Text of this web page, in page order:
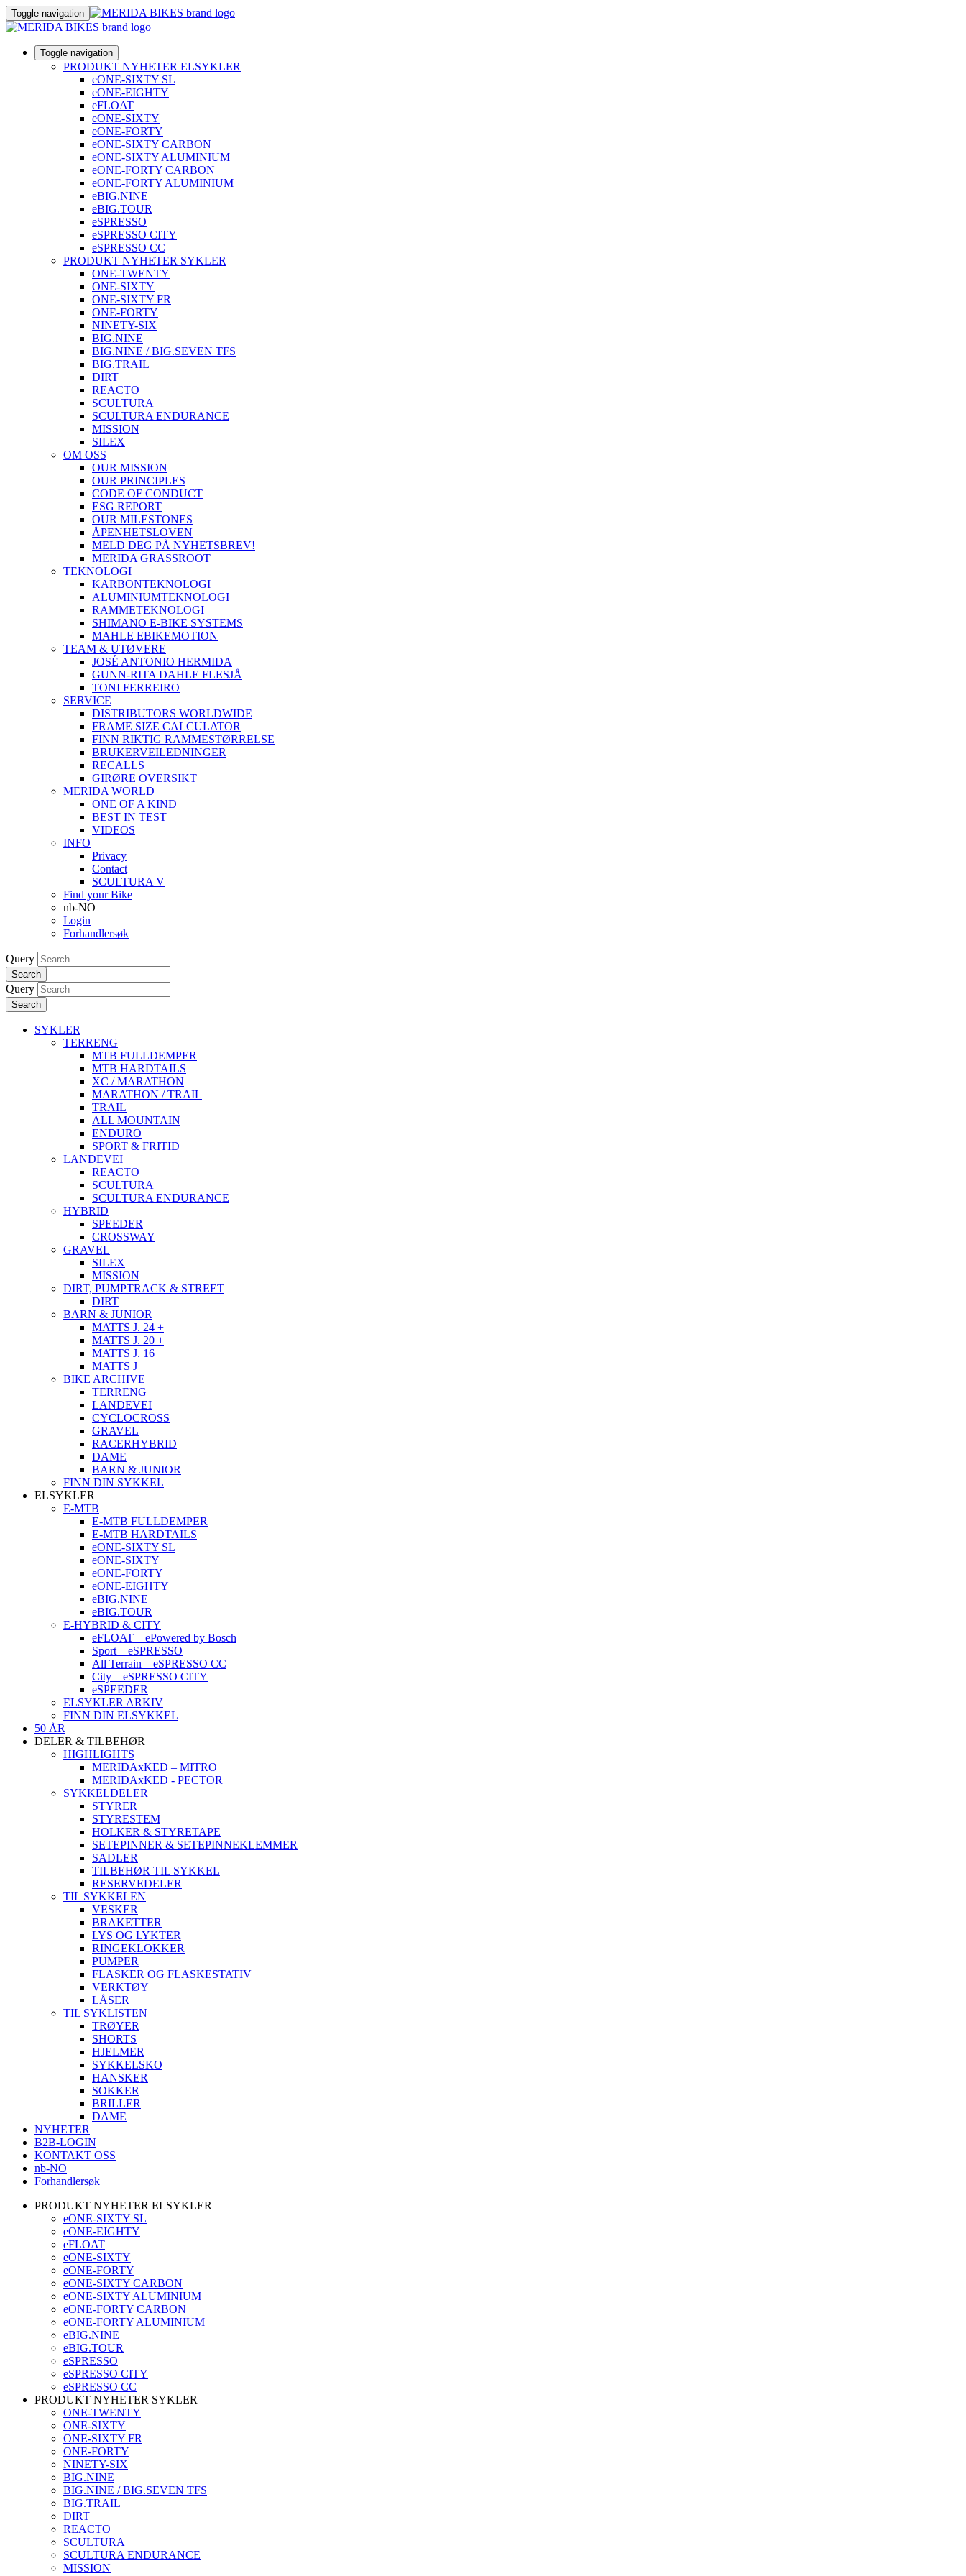
Toggle navigation
Toggle navigation
PRODUKT NYHETER ELSYKLER
eONE-SIXTY SL
eONE-EIGHTY
eFLOAT
eONE-SIXTY
eONE-FORTY
eONE-SIXTY CARBON
eONE-SIXTY ALUMINIUM
eONE-FORTY CARBON
eONE-FORTY ALUMINIUM
eBIG.NINE
eBIG.TOUR
eSPRESSO
eSPRESSO CITY
eSPRESSO CC
PRODUKT NYHETER SYKLER
ONE-TWENTY
ONE-SIXTY
ONE-SIXTY FR
ONE-FORTY
NINETY-SIX
BIG.NINE
BIG.NINE / BIG.SEVEN TFS
BIG.TRAIL
DIRT
REACTO
SCULTURA
SCULTURA ENDURANCE
MISSION
SILEX
OM OSS
OUR MISSION
OUR PRINCIPLES
CODE OF CONDUCT
ESG REPORT
OUR MILESTONES
ÅPENHETSLOVEN
MELD DEG PÅ NYHETSBREV!
MERIDA GRASSROOT
TEKNOLOGI
KARBONTEKNOLOGI
ALUMINIUMTEKNOLOGI
RAMMETEKNOLOGI
SHIMANO E-BIKE SYSTEMS
MAHLE EBIKEMOTION
TEAM & UTØVERE
JOSÉ ANTONIO HERMIDA
GUNN-RITA DAHLE FLESJÅ
TONI FERREIRO
SERVICE
DISTRIBUTORS WORLDWIDE
FRAME SIZE CALCULATOR
FINN RIKTIG RAMMESTØRRELSE
BRUKERVEILEDNINGER
RECALLS
GIRØRE OVERSIKT
MERIDA WORLD
ONE OF A KIND
BEST IN TEST
VIDEOS
INFO
Privacy
Contact
SCULTURA V
Find your Bike
nb-NO
Login
Forhandlersøk
Query
Search
Query
Search
SYKLER
TERRENG
MTB FULLDEMPER
MTB HARDTAILS
XC / MARATHON
MARATHON / TRAIL
TRAIL
ALL MOUNTAIN
ENDURO
SPORT & FRITID
LANDEVEI
REACTO
SCULTURA
SCULTURA ENDURANCE
HYBRID
SPEEDER
CROSSWAY
GRAVEL
SILEX
MISSION
DIRT, PUMPTRACK & STREET
DIRT
BARN & JUNIOR
MATTS J. 24 +
MATTS J. 20 +
MATTS J. 16
MATTS J
BIKE ARCHIVE
TERRENG
LANDEVEI
CYCLOCROSS
GRAVEL
RACERHYBRID
DAME
BARN & JUNIOR
FINN DIN SYKKEL
ELSYKLER
E-MTB
E-MTB FULLDEMPER
E-MTB HARDTAILS
eONE-SIXTY SL
eONE-SIXTY
eONE-FORTY
eONE-EIGHTY
eBIG.NINE
eBIG.TOUR
E-HYBRID & CITY
eFLOAT – ePowered by Bosch
Sport – eSPRESSO
All Terrain – eSPRESSO CC
City – eSPRESSO CITY
eSPEEDER
ELSYKLER ARKIV
FINN DIN ELSYKKEL
50 ÅR
DELER & TILBEHØR
HIGHLIGHTS
MERIDAxKED – MITRO
MERIDAxKED - PECTOR
SYKKELDELER
STYRER
STYRESTEM
HOLKER & STYRETAPE
SETEPINNER & SETEPINNEKLEMMER
SADLER
TILBEHØR TIL SYKKEL
RESERVEDELER
TIL SYKKELEN
VESKER
BRAKETTER
LYS OG LYKTER
RINGEKLOKKER
PUMPER
FLASKER OG FLASKESTATIV
VERKTØY
LÅSER
TIL SYKLISTEN
TRØYER
SHORTS
HJELMER
SYKKELSKO
HANSKER
SOKKER
BRILLER
DAME
NYHETER
B2B-LOGIN
KONTAKT OSS
nb-NO
Forhandlersøk
PRODUKT NYHETER ELSYKLER
eONE-SIXTY SL
eONE-EIGHTY
eFLOAT
eONE-SIXTY
eONE-FORTY
eONE-SIXTY CARBON
eONE-SIXTY ALUMINIUM
eONE-FORTY CARBON
eONE-FORTY ALUMINIUM
eBIG.NINE
eBIG.TOUR
eSPRESSO
eSPRESSO CITY
eSPRESSO CC
PRODUKT NYHETER SYKLER
ONE-TWENTY
ONE-SIXTY
ONE-SIXTY FR
ONE-FORTY
NINETY-SIX
BIG.NINE
BIG.NINE / BIG.SEVEN TFS
BIG.TRAIL
DIRT
REACTO
SCULTURA
SCULTURA ENDURANCE
MISSION